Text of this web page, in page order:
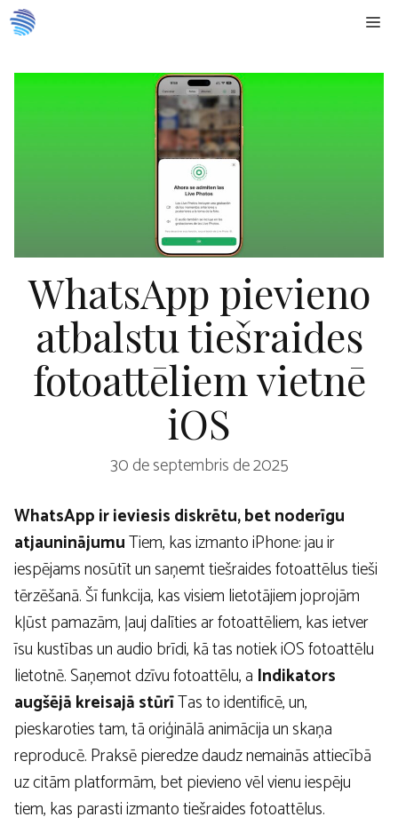
Doties
uz
WhatsApp pievieno
atbalstu tiešraides
fotoattēliem vietnē
iOS
30 de septembris de 2025
WhatsApp ir ieviesis diskrētu, bet noderīgu
atjauninājumuTiem, kas izmanto iPhone: jau ir
iespējams nosūtīt un saņemt tiešraides fotoattēlus tieši
tērzēšanā. Šī funkcija, kas visiem lietotājiem joprojām
kļūst pamazām, ļauj dalīties ar fotoattēliem, kas ietver
īsu kustības un audio brīdi, kā tas notiek iOS fotoattēlu
lietotnē. Saņemot dzīvu fotoattēlu, a Indikators
augšējā kreisajā stūrīTas to identificē, un,
pieskaroties tam, tā oriģinālā animācija un skaņa
reproducē. Praksē pieredze daudz nemainās attiecībā
uz citām platformām, bet pievieno vēl vienu iespēju
tiem, kas parasti izmanto tiešraides fotoattēlus.